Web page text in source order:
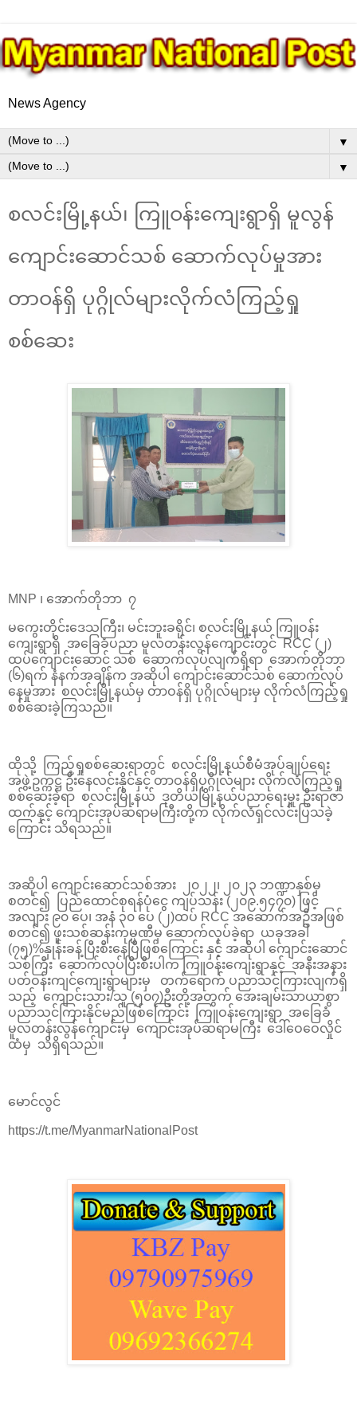
News Agency
▼
▼
စလင်းမြို့နယ်၊ ကြူဝန်းကျေးရွာရှိ မူလွန်
ကျောင်းဆောင်သစ် ဆောက်လုပ်မှုအား
တာဝန်ရှိ ပုဂ္ဂိုလ်များလိုက်လံကြည့်ရှု
စစ်ဆေး
MNP ၊ အောက်တိုဘာ ၇
မကွေးတိုင်းဒေသကြီး၊ မင်းဘူးခရိုင်၊ စလင်းမြို့နယ် ကြူဝန်း
ကျေးရွာရှိ အခြေခံပညာ မူလတန်းလွန်ကျောင်းတွင် RCC (၂)
ထပ်ကျောင်းဆောင် သစ် ဆောက်လုပ်လျက်ရှိရာ အောက်တိုဘာ
(၆)ရက် နံနက်အချိန်က အဆိုပါ ကျောင်းဆောင်သစ် ဆောက်လုပ်
နေမှုအား စလင်းမြို့နယ်မှ တာဝန်ရှိ ပုဂ္ဂိုလ်များမှ လိုက်လံကြည့်ရှု
စစ်ဆေးခဲ့ကြသည်။
ထိုသို့ ကြည့်ရှုစစ်ဆေးရာတွင် စလင်းမြို့နယ်စီမံအုပ်ချုပ်ရေး
အဖွဲ့ဥက္ကဋ္ဌ ဦးနေလင်းနိုင်နှင့် တာဝန်ရှိပုဂ္ဂိုလ်များ လိုက်လံကြည့်ရှု
စစ်ဆေးခဲ့ရာ စလင်းမြို့နယ် ဒုတိယမြို့နယ်ပညာရေးမှူး ဦးရာဇာ
ထက်နှင့် ကျောင်းအုပ်ဆရာမကြီးတို့က လိုက်လံရှင်လင်းပြသခဲ့
ကြောင်း သိရသည်။
အဆိုပါ ကျောင်းဆောင်သစ်အား ၂၀၂၂၊ ၂၀၂၃ ဘဏ္ဍာနှစ်မှ
စတင်၍ ပြည်ထောင်စုရန်ပုံငွေ ကျပ်သန်း (၂၀၉.၅၄၇၀) ဖြင့်
အလျား ၉၀ ပေ၊ အနံ ၃၀ ပေ (၂)ထပ် RCC အဆောက်အဦအဖြစ်
စတင်၍ ဖူးသစ်ဆန်းကုမ္ပဏီမှ ဆောက်လုပ်ခဲ့ရာ ယခုအခါ
(၇၅)%နှုန်းခန့်ပြီးစီးနေပြီဖြစ်ကြောင်း နှင့် အဆိုပါ ကျောင်းဆောင်
သစ်ကြီး ဆောက်လုပ်ပြီးစီးပါက ကြူဝန်းကျေးရွာနှင့် အနီးအနား
ပတ်ဝန်းကျင်ကျေးရွာများမှ တက်ရောက် ပညာသင်ကြားလျက်ရှိ
သည့် ကျောင်းသား/သူ (၅၀၇)ဦးတို့အတွက် အေးချမ်းသာယာစွာ
ပညာသင်ကြားနိုင်မည်ဖြစ်ကြောင်း ကြူဝန်းကျေးရွာ အခြေခံ
မူလတန်းလွန်ကျောင်းမှ ကျောင်းအုပ်ဆရာမကြီး ဒေါ်ဝေဝေလှိုင်
ထံမှ သိရှိရသည်။
မောင်လွင်
https://t.me/MyanmarNationalPost